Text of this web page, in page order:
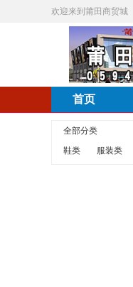
欢迎来到莆田商贸城
首页
全部分类
鞋类
服装类